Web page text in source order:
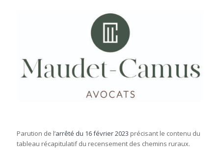
Parution de l’arrêté du 16 février 2023 précisant le contenu du
tableau récapitulatif du recensement des chemins ruraux.